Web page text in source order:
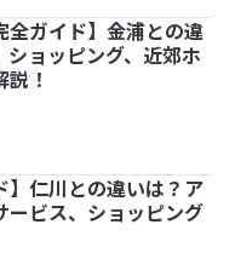
の違いは？アクセス、
全ガイド】金浦との違
ショッピング、近郊ホ
！
】仁川との違いは？ア
ービス、ショッピング